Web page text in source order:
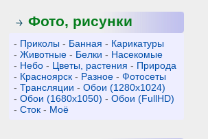
Фото, рисунки
- Приколы - Банная - Карикатуры
-Животные - Белки - Насекомые
- Небо - Цветы, растения - Природа
- Красноярск - Разное -Фотосеты
-Трансляции -Обои (1280x1024)
-Обои (1680x1050) -Обои (FullHD)
-Сток - Моё